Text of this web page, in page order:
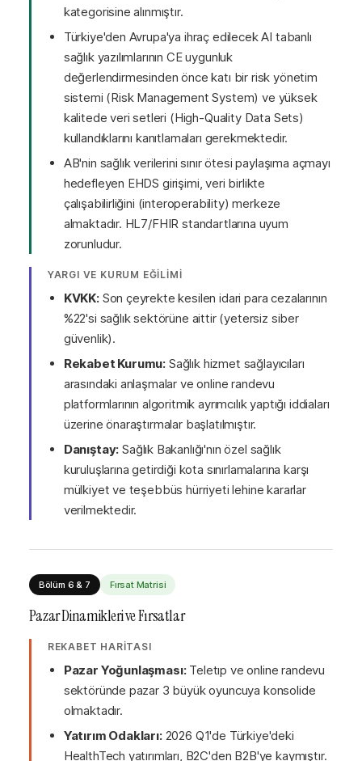
kategorisine alınmıştır.
Türkiye'den Avrupa'ya ihraç edilecek AI tabanlı
sağlık yazılımlarının CE uygunluk
değerlendirmesinden önce katı bir risk yönetim
sistemi (Risk Management System) ve yüksek
kalitede veri setleri (High-Quality Data Sets)
kullandıklarını kanıtlamaları gerekmektedir.
AB'nin sağlık verilerini sınır ötesi paylaşıma açmayı
hedefleyen EHDS girişimi, veri birlikte
çalışabilirliğini (interoperability) merkeze
almaktadır. HL7/FHIR standartlarına uyum
zorunludur.
YARGI VE KURUM EĞİLİMİ
KVKK:Son çeyrekte kesilen idari para cezalarının
%22'si sağlık sektörüne aittir (yetersiz siber
güvenlik).
Rekabet Kurumu: Sağlık hizmet sağlayıcıları
arasındaki anlaşmalar ve online randevu
platformlarının algoritmik ayrımcılık yaptığı iddiaları
üzerine önaraştırmalar başlatılmıştır.
Danıştay: Sağlık Bakanlığı'nın özel sağlık
kuruluşlarına getirdiği kota sınırlamalarına karşı
mülkiyet ve teşebbüs hürriyeti lehine kararlar
verilmektedir.
Bölüm 6 & 7 Fırsat Matrisi
Pazar Dinamikleri ve Fırsatlar
REKABET HARİTASI
Pazar Yoğunlaşması:Teletıp ve online randevu
sektöründe pazar 3 büyük oyuncuya konsolide
olmaktadır.
Yatırım Odakları:2026 Q1'de Türkiye'deki
HealthTech yatırımları, B2C'den B2B'ye kaymıştır.